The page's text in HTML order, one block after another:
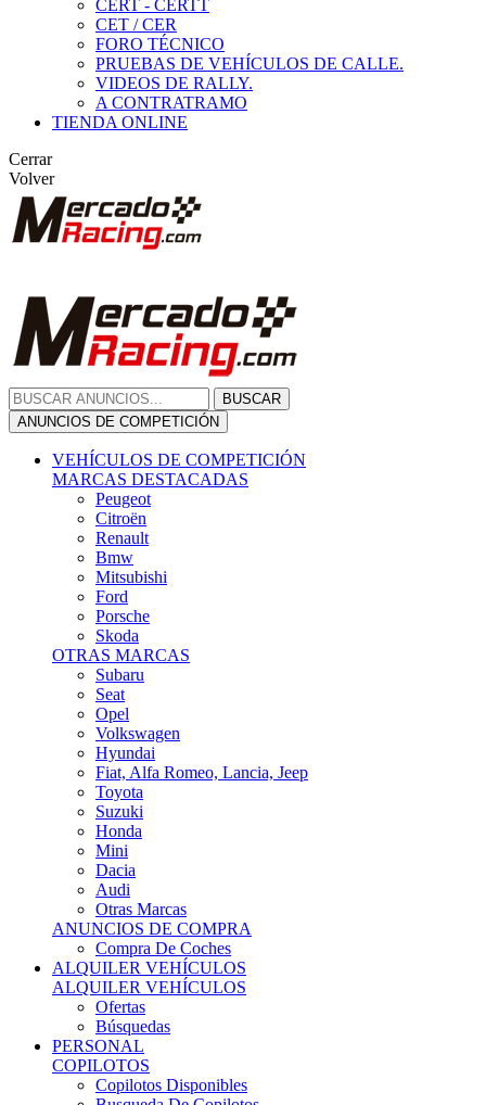
CERT - CERTT
CET / CER
FORO TÉCNICO
PRUEBAS DE VEHÍCULOS DE CALLE.
VIDEOS DE RALLY.
A CONTRATRAMO
TIENDA ONLINE
Cerrar
Volver
BUSCAR
ANUNCIOS DE COMPETICIÓN
VEHÍCULOS DE COMPETICIÓN
MARCAS DESTACADAS
Peugeot
Citroën
Renault
Bmw
Mitsubishi
Ford
Porsche
Skoda
OTRAS MARCAS
Subaru
Seat
Opel
Volkswagen
Hyundai
Fiat, Alfa Romeo, Lancia, Jeep
Toyota
Suzuki
Honda
Mini
Dacia
Audi
Otras Marcas
ANUNCIOS DE COMPRA
Compra De Coches
ALQUILER VEHÍCULOS
ALQUILER VEHÍCULOS
Ofertas
Búsquedas
PERSONAL
COPILOTOS
Copilotos Disponibles
Busqueda De Copilotos
MECANICOS